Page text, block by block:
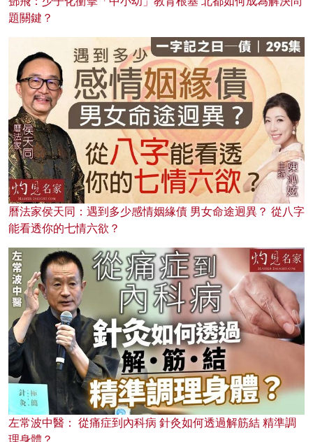
題關鍵？
曆法家侯天同：遇到多少感情姻緣債 男女命途迥異？ 從八字
能看透你的七情六欲？
左常波中醫： 從痛症到內科病 針灸如何透過解筋結 精準調
理身體？